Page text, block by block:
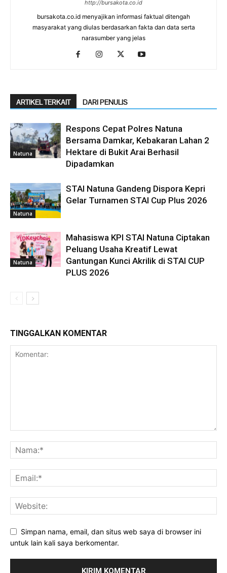
http://bursakota.co.id
bursakota.co.id menyajikan informasi faktual ditengah
masyarakat yang diulas berdasarkan fakta dan data serta
narasumber yang jelas
ARTIKEL TERKAIT DARI PENULIS
Natuna
Respons Cepat Polres Natuna
Bersama Damkar, Kebakaran Lahan 2
Hektare di Bukit Arai Berhasil
Dipadamkan
Natuna
STAI Natuna Gandeng Dispora Kepri
Gelar Turnamen STAI Cup Plus 2026
Natuna
Mahasiswa KPI STAI Natuna Ciptakan
Peluang Usaha Kreatif Lewat
Gantungan Kunci Akrilik di STAI CUP
PLUS 2026
TINGGALKAN KOMENTAR
Simpan nama, email, dan situs web saya di browser ini
untuk lain kali saya berkomentar.